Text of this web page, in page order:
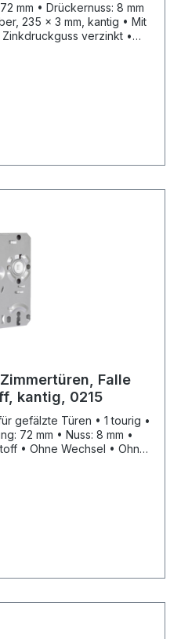
235 x 3 mm, kantig • Mit
Falle
kantig, 0215
Türen • 1 tourig •